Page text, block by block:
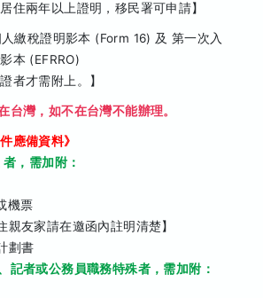
住兩年以上證明，移民署可申請】
繳稅證明影本 (Form 16) 及 第一次入
本 (EFRRO)
者才需附上。】
台灣，如不在台灣不能辦理。
應備資料》
，需加附：
機票
親友家請在邀函內註明清楚】
劃書
記者或公務員職務特殊者，需加附：